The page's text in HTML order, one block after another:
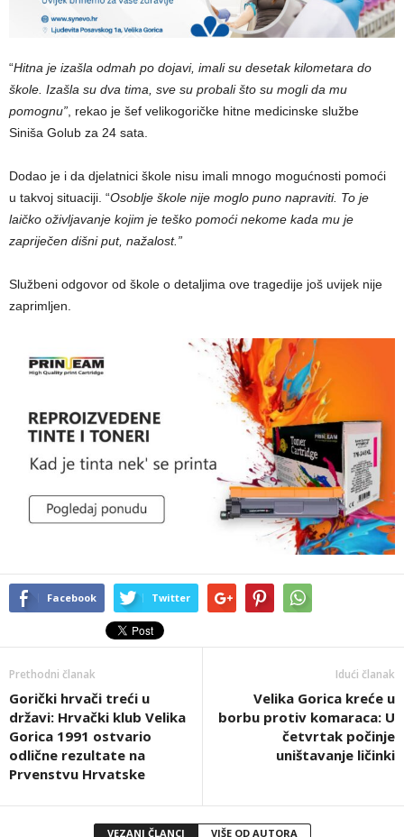
“Hitna je izašla odmah po dojavi, imali su desetak kilometara do
škole. Izašla su dva tima, sve su probali što su mogli da mu
pomognu” , rekao je šef velikogoričke hitne medicinske službe
Siniša Golub za 24 sata.
Dodao je i da djelatnici škole nisu imali mnogo mogućnosti pomoći
u takvoj situaciji. “Osoblje škole nije moglo puno napraviti. To je
laičko oživljavanje kojim je teško pomoći nekome kada mu je
zapriječen dišni put, nažalost.”
Službeni odgovor od škole o detaljima ove tragedije još uvijek nije
zaprimljen.
Facebook Twitter
Prethodni članak
Gorički hrvači treći u
državi: Hrvački klub Velika
Gorica 1991 ostvario
odlične rezultate na
Prvenstvu Hrvatske
Idući članak
Velika Gorica kreće u
borbu protiv komaraca: U
četvrtak počinje
uništavanje ličinki
VEZANI ČLANCI VIŠE OD AUTORA